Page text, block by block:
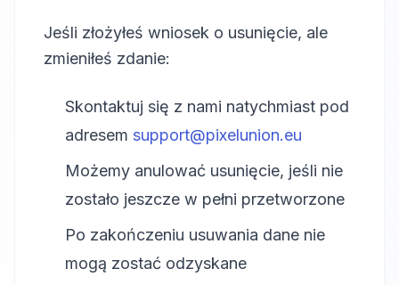
Jeśli złożyłeś wniosek o usunięcie, ale
zmieniłeś zdanie:
Skontaktuj się z nami natychmiast pod
adresem support@pixelunion.eu
Możemy anulować usunięcie, jeśli nie
zostało jeszcze w pełni przetworzone
Po zakończeniu usuwania dane nie
mogą zostać odzyskane